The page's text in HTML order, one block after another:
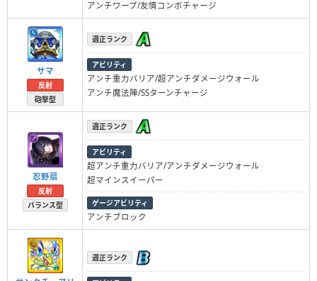
アンチワープ/友情コンボチャージ
サマ
反射
砲撃型
適正ランク
アビリティ
アンチ重力バリア/超アンチダメージウォール
アンチ魔法陣/SSターンチャージ
忍野扇
反射
バランス型
適正ランク
アビリティ
超アンチ重力バリア/アンチダメージウォール
超マインスイーパー
ゲージアビリティ
アンチブロック
適正ランク